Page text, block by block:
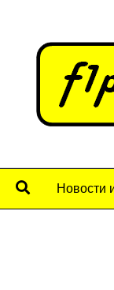
Новости